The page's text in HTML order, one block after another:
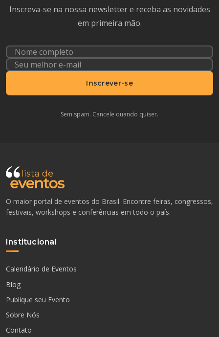
Inscreva-se na nossa newsletter e receba as novidades
em primeira mão.
Inscrever-se
Sem spam. Cancele quando quiser.
O maior portal de eventos do Brasil. Encontre feiras, congressos,
festivais, workshops e conferências em todo o país.
Institucional
Calendário de Eventos
Blog
Publique seu Evento
Sobre Nós
Contato